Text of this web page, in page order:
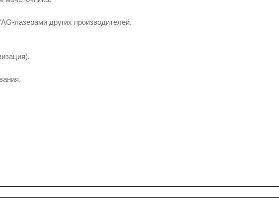
других производителей.